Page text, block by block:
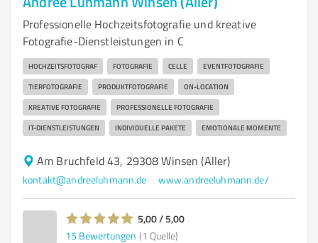
Professionelle Hochzeitsfotografie und kreative
Fotografie-Dienstleistungen in C
HOCHZEITSFOTOGRAF FOTOGRAFIE CELLE EVENTFOTOGRAFIE
TIERFOTOGRAFIE PRODUKTFOTOGRAFIE ON-LOCATION
KREATIVE FOTOGRAFIE PROFESSIONELLE FOTOGRAFIE
IT-DIENSTLEISTUNGEN INDIVIDUELLE PAKETE EMOTIONALE MOMENTE
Am Bruchfeld 43, 29308 Winsen (Aller)
kontakt@andreeluhmann.de www.andreeluhmann.de/
5,00 / 5,00
15 Bewertungen (1 Quelle)